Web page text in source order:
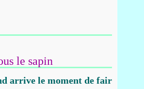
le sapin
arrive le moment de fair